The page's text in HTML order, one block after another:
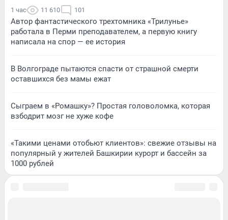
1 час 11 610 101
Автор фантастического трехтомника «Трилунье»
работала в Перми преподавателем, а первую книгу
написала на спор — ее история
В Волгограде пытаются спасти от страшной смерти
оставшихся без мамы ежат
Сыграем в «Ромашку»? Простая головоломка, которая
взбодрит мозг не хуже кофе
«Такими ценами отобьют клиентов»: свежие отзывы на
популярный у жителей Башкирии курорт и бассейн за
1000 рублей